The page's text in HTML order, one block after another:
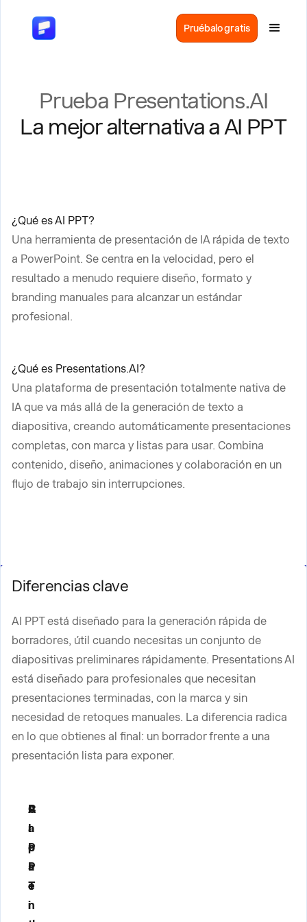
Pruébalo gratis
Prueba Presentations.AI
La mejor alternativa a AI PPT
¿Qué es AI PPT?
Una herramienta de presentación de IA rápida de texto
a PowerPoint. Se centra en la velocidad, pero el
resultado a menudo requiere diseño, formato y
branding manuales para alcanzar un estándar
profesional.
¿Qué es Presentations.AI?
Una plataforma de presentación totalmente nativa de
IA que va más allá de la generación de texto a
diapositiva, creando automáticamente presentaciones
completas, con marca y listas para usar. Combina
contenido, diseño, animaciones y colaboración en un
flujo de trabajo sin interrupciones.
Diferencias clave
AI PPT está diseñado para la generación rápida de
borradores, útil cuando necesitas un conjunto de
diapositivas preliminares rápidamente. Presentations AI
está diseñado para profesionales que necesitan
presentaciones terminadas, con la marca y sin
necesidad de retoques manuales. La diferencia radica
en lo que obtienes al final: un borrador frente a una
presentación lista para exponer.
C
a
p
a
c
i
A
I
P
P
T
P
r
e
s
e
n